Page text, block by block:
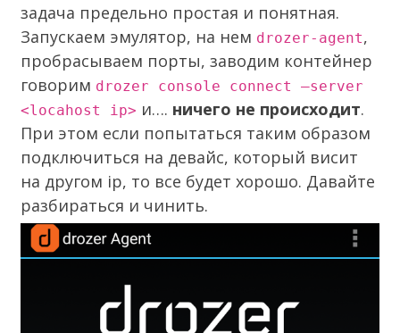
задача предельно простая и понятная.
Запускаем эмулятор, на нем drozer-agent,
пробрасываем порты, заводим контейнер
говорим drozer console connect —server
<locahost ip> и…. ничего не происходит.
При этом если попытаться таким образом
подключиться на девайс, который висит
на другом ip, то все будет хорошо. Давайте
разбираться и чинить.